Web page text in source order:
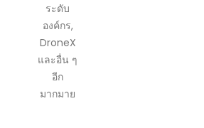
ระดับ
องค์กร,
DroneX
และอื่น ๆ
อีก
มากมาย